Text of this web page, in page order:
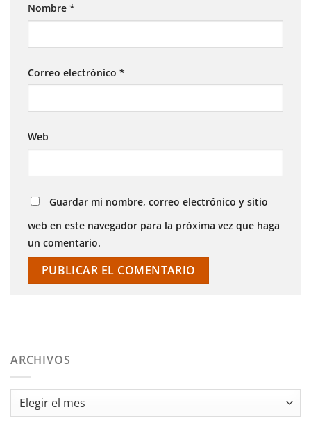
Nombre *
Correo electrónico *
Web
Guardar mi nombre, correo electrónico y sitio
web en este navegador para la próxima vez que haga
un comentario.
ARCHIVOS
Archivos